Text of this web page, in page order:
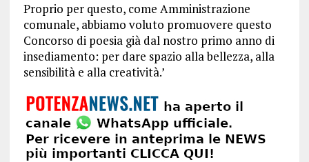
Proprio per questo, come Amministrazione
comunale, abbiamo voluto promuovere questo
Concorso di poesia già dal nostro primo anno di
insediamento: per dare spazio alla bellezza, alla
sensibilità e alla creatività.’